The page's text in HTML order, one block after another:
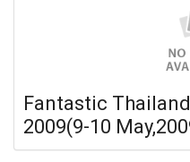
Fantastic
2009(9-10